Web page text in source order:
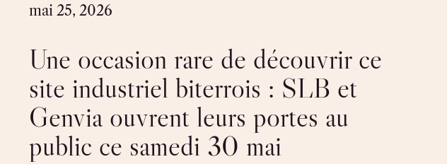
mai 25, 2026
Une occasion rare de découvrir ce
site industriel biterrois : SLB et
Genvia ouvrent leurs portes au
public ce samedi 30 mai